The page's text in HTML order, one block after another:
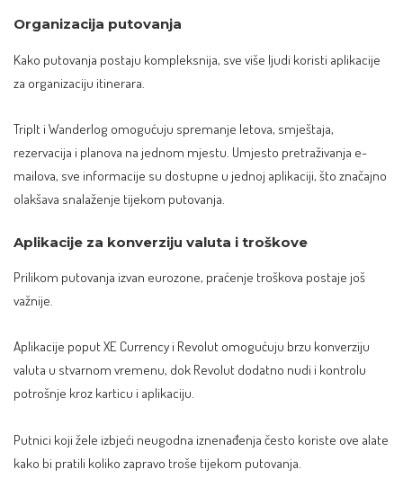
Organizacija putovanja
Kako putovanja postaju kompleksnija, sve više ljudi koristi aplikacije
za organizaciju itinerara.
TripIt i Wanderlog omogućuju spremanje letova, smještaja,
rezervacija i planova na jednom mjestu. Umjesto pretraživanja e-
mailova, sve informacije su dostupne u jednoj aplikaciji, što značajno
olakšava snalaženje tijekom putovanja.
Aplikacije za konverziju valuta i troškove
Prilikom putovanja izvan eurozone, praćenje troškova postaje još
važnije.
Aplikacije poput XE Currency i Revolut omogućuju brzu konverziju
valuta u stvarnom vremenu, dok Revolut dodatno nudi i kontrolu
potrošnje kroz karticu i aplikaciju.
Putnici koji žele izbjeći neugodna iznenađenja često koriste ove alate
kako bi pratili koliko zapravo troše tijekom putovanja.